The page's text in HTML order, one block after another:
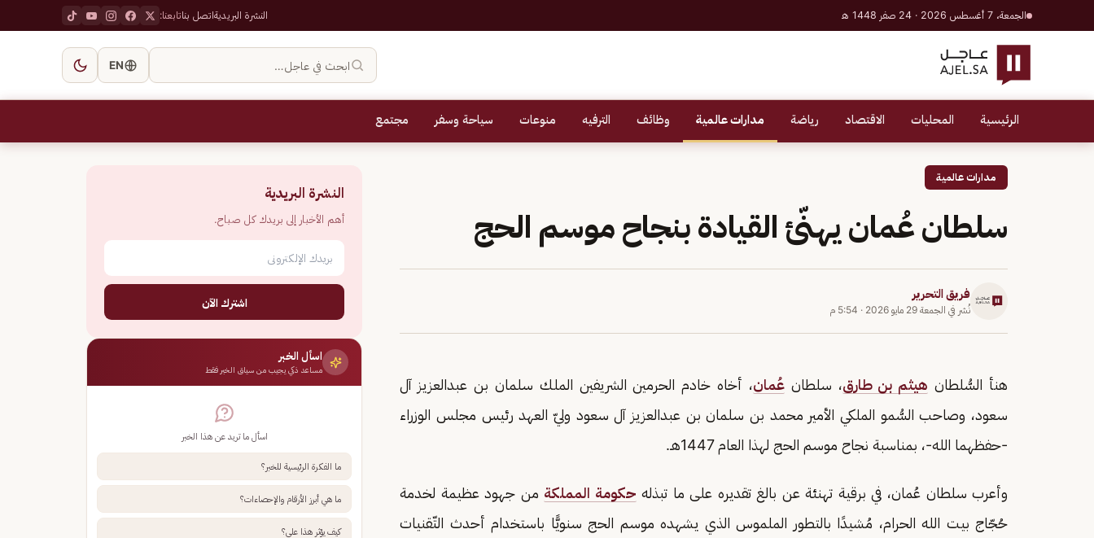
الجمعة، 7 أغسطس 2026 · 24 صفر 1448 هـ النشرة البريديةاتصل بناتابعنا:
ابحث في عاجل… EN
الرئيسية المحليات الاقتصاد رياضة مدارات عالمية وظائف الترفيه منوعات سياحة وسفر مجتمع
مدارات عالمية
سلطان عُمان يهنّئ القيادة بنجاح موسم الحج
فريق التحرير
نُشر في الجمعة 29 مايو 2026 · 5:54 م
هنأ السُّلطان هيثم بن طارق، سلطانعُمان، أخاه خادم الحرمين الشريفين الملك سلمان بن عبدالعزيز آل
سعود، وصاحب السُّمو الملكي الأمير محمد بن سلمان بن عبدالعزيز آل سعود وليّ العهد رئيس مجلس الوزراء
-حفظهما الله-، بمناسبة نجاح موسم الحج لهذا العام 1447هـ.
وأعرب سلطان عُمان، في برقية تهنئة عن بالغ تقديره على ما تبذله حكومة المملكة من جهود عظيمة لخدمة
حُجّاج بيت الله الحرام، مُشيدًا بالتطور الملموس الذي يشهده موسم الحج سنويًّا باستخدام أحدث التّقنيات
النشرة البريدية
أهم الأخبار إلى بريدك كل صباح.
اشترك الآن
اسأل الخبر
مساعد ذكي يجيب من سياق الخبر فقط
اسأل ما تريد عن هذا الخبر
ما الفكرة الرئيسية للخبر؟
ما هي أبرز الأرقام والإحصاءات؟
كيف يؤثر هذا علي؟